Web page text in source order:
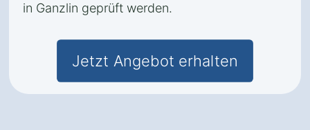
in Ganzlin geprüft werden.
Jetzt Angebot erhalten